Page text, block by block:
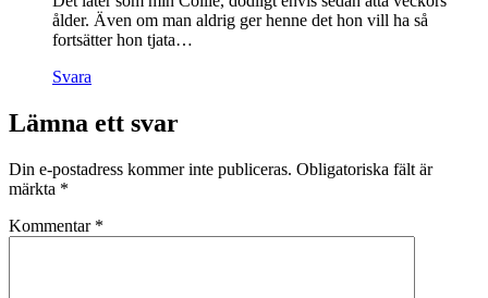
ålder. Även om man aldrig ger henne det hon vill ha så
fortsätter hon tjata…
Svara
Lämna ett svar
Din e-postadress kommer inte publiceras. Obligatoriska fält är
märkta *
Kommentar *